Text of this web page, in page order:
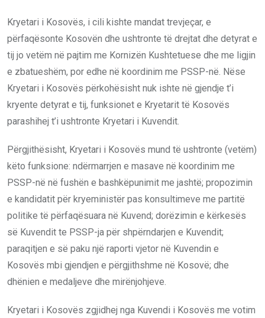
Kryetari i Kosovës, i cili kishte mandat trevjeçar, e
përfaqësonte Kosovën dhe ushtronte të drejtat dhe detyrat e
tij jo vetëm në pajtim me Kornizën Kushtetuese dhe me ligjin
e zbatueshëm, por edhe në koordinim me PSSP-në. Nëse
Kryetari i Kosovës përkohësisht nuk ishte në gjendje t’i
kryente detyrat e tij, funksionet e Kryetarit të Kosovës
parashihej t’i ushtronte Kryetari i Kuvendit.
Përgjithësisht, Kryetari i Kosovës mund të ushtronte (vetëm)
këto funksione: ndërmarrjen e masave në koordinim me
PSSP-në në fushën e bashkëpunimit me jashtë; propozimin
e kandidatit për kryeministër pas konsultimeve me partitë
politike të përfaqësuara në Kuvend; dorëzimin e kërkesës
së Kuvendit te PSSP-ja për shpërndarjen e Kuvendit;
paraqitjen e së paku një raporti vjetor në Kuvendin e
Kosovës mbi gjendjen e përgjithshme në Kosovë; dhe
dhënien e medaljeve dhe mirënjohjeve.
Kryetari i Kosovës zgjidhej nga Kuvendi i Kosovës me votim